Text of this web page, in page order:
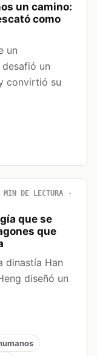
un camino:
como
un
un
convirtió su
MIN DE LECTURA
que se
que
dinastía Han
diseñó un